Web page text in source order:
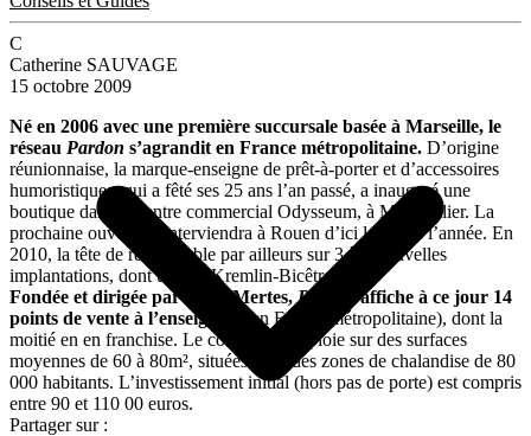
C
Catherine SAUVAGE
15 octobre 2009
Né en 2006 avec une première succursale basée à Marseille, le
réseau Pardon s’agrandit en France métropolitaine. D’origine
réunionnaise, la marque-enseigne de prêt-à-porter et d’accessoires
humoristiques, qui a fêté ses 25 ans l’an passé, a inauguré une
boutique dans le centre commercial Odysseum, à Montpellier. La
prochaine ouverture interviendra à Rouen d’ici la fin de l’année. En
2010, la tête de réseau table par ailleurs sur 3 à 4 nouvelles
implantations, dont une au Kremlin-Bicêtre (94).
Fondée et dirigée par Peter Mertes,Pardon
affiche à ce jour 14
points de vente à l’enseigne
(5 en France métropolitaine), dont la
moitié en en franchise. Le concept se déploie sur des surfaces
moyennes de 60 à 80m², situées dans des zones de chalandise de 80
000 habitants. L’investissement initial (hors pas de porte) est compris
entre 90 et 110 00 euros.
Partager sur :